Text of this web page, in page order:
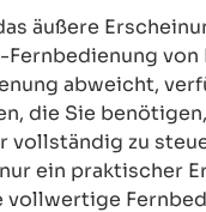
äußere
Fernbedienung
abweicht,
die Sie
vollständig zu
ein praktischer
vollwertige